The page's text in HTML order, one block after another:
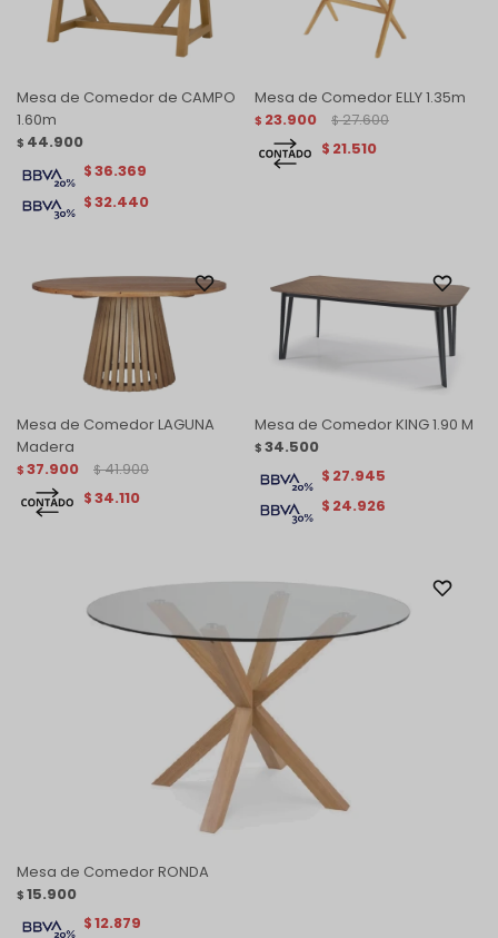
Mesa de Comedor de CAMPO
1.60m
$ 44.900
$32.440
$36.369
Mesa de Comedor ELLY 1.35m
$ 23.900 $ 27.600
$ 21.510
Mesa de Comedor LAGUNA
Madera
$ 37.900 $ 41.900
$34.110
Mesa de Comedor KING 1.90 M
$ 34.500
$ 24.926
$ 27.945
Mesa de Comedor RONDA
$ 15.900
$12.879